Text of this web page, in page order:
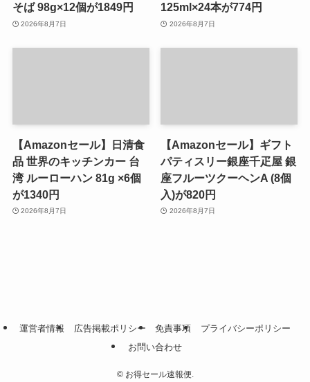
そば 98g×12個が1849円
2026年8月7日
125ml×24本が774円
2026年8月7日
【Amazonセール】日清食
品 世界のキッチンカー 台
湾 ルーローハン 81g ×6個
が1340円
2026年8月7日
【Amazonセール】ギフト
パティスリー銀座千疋屋 銀
座フルーツクーヘンA (8個
入)が820円
2026年8月7日
運営者情報 広告掲載ポリシー 免責事項
プライバシーポリシー
お問い合わせ
©お得セール速報便.